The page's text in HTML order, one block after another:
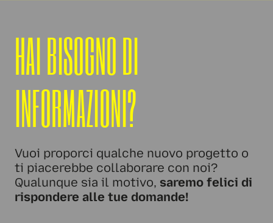
HAI BISOGNO DI
INFORMAZIONI?
Vuoi proporci qualche nuovo progetto o
ti piacerebbe collaborare con noi?
Qualunque sia il motivo, saremo felici di
rispondere alle tue domande!